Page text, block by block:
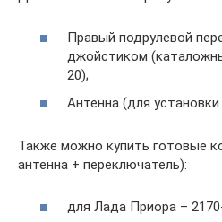
Правый подрулевой
джойстиком
20);
Антенна (для
Также можно купить готовые
антенна + переключатель):
для Лада Приора –